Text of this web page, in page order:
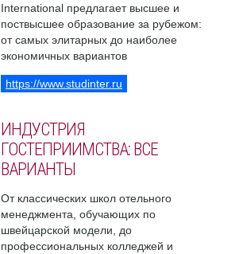
International предлагает высшее и
поствысшее образование за рубежом:
от самых элитарных до наиболее
экономичных вариантов
https://www.studinter.ru
ИНДУСТРИЯ
ГОСТЕПРИИМСТВА: ВСЕ
ВАРИАНТЫ
От классических школ отельного
менеджмента, обучающих по
швейцарской модели, до
профессиональных колледжей и